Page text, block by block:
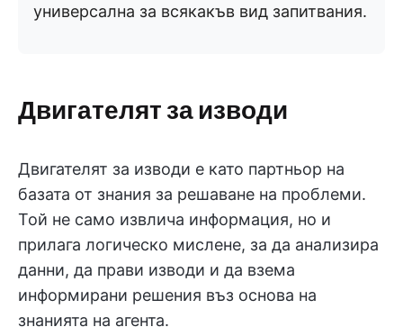
универсална за всякакъв вид запитвания.
Двигателят за изводи
Двигателят за изводи е като партньор на
базата от знания за решаване на проблеми.
Той не само извлича информация, но и
прилага логическо мислене, за да анализира
данни, да прави изводи и да взема
информирани решения въз основа на
знанията на агента.